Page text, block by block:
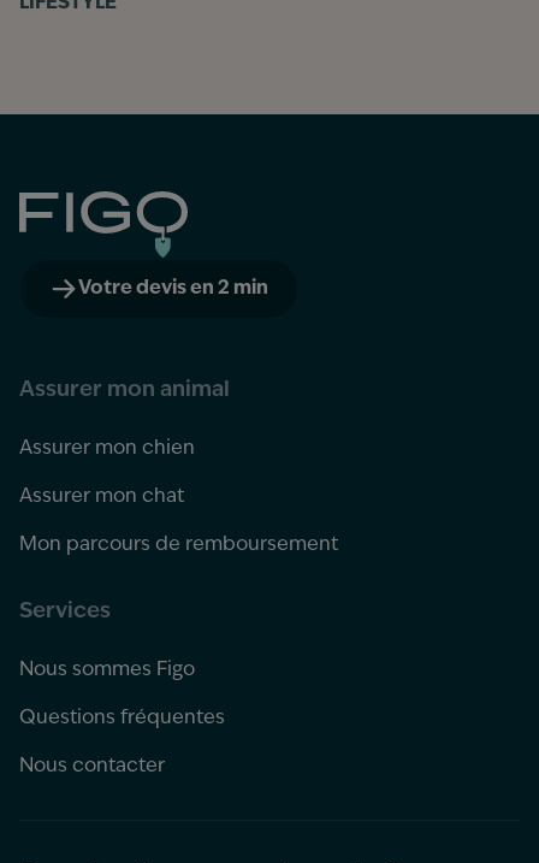
LIFESTYLE
Figo
Votre devis en 2 min
Assurer mon animal
Assurer mon chien
Assurer mon chat
Mon parcours de remboursement
Services
Nous sommes Figo
Questions fréquentes
Nous contacter